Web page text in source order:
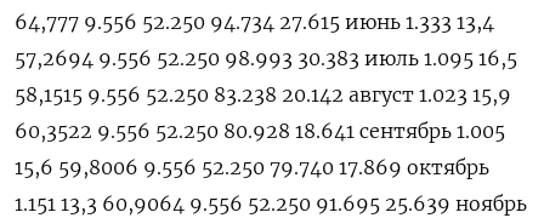
64,777 9.556 52.250 94.734 27.615 июнь 1.333 13,4
57,2694 9.556 52.250 98.993 30.383 июль 1.095 16,5
58,1515 9.556 52.250 83.238 20.142 август 1.023 15,9
60,3522 9.556 52.250 80.928 18.641 сентябрь 1.005
15,6 59,8006 9.556 52.250 79.740 17.869 октябрь
1.151 13,3 60,9064 9.556 52.250 91.695 25.639 ноябрь